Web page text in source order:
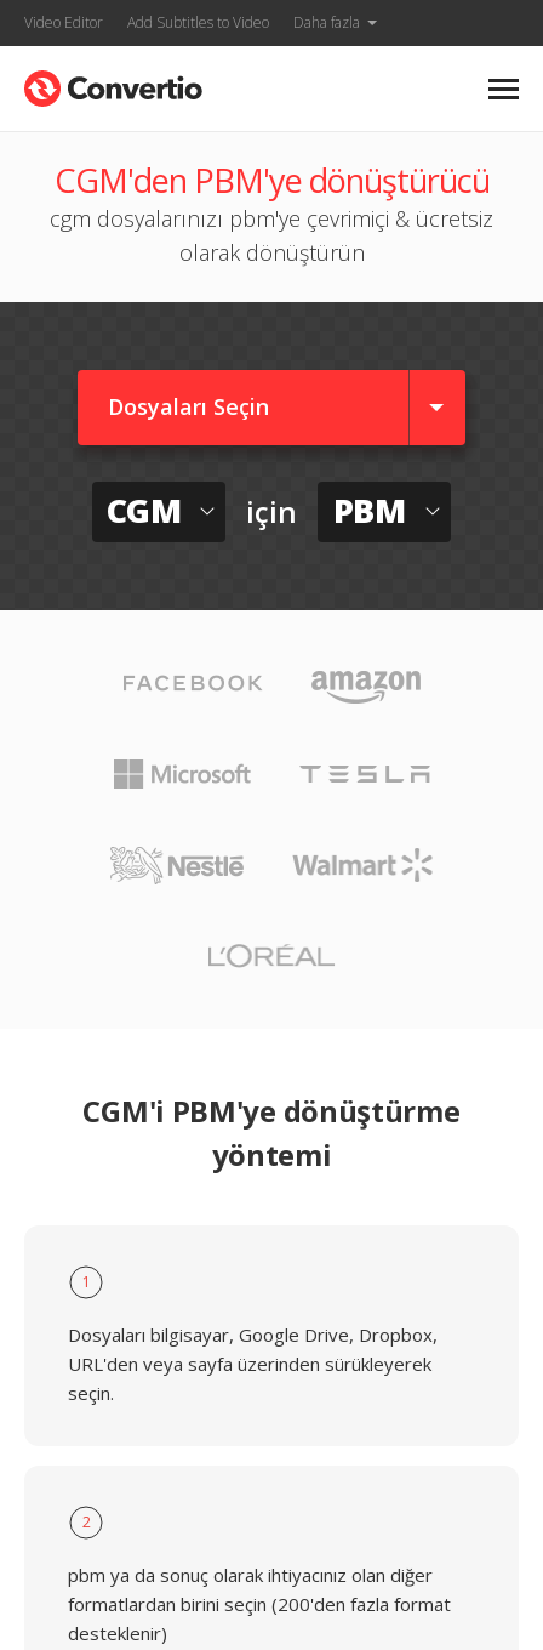
Video Editor Add Subtitles to Video Daha fazla
CGM'den PBM'ye dönüştürücü
cgm dosyalarınızı pbm'ye çevrimiçi & ücretsiz
olarak dönüştürün
Dosyaları Seçin
CGM için PBM
CGM'i PBM'ye dönüştürme
yöntemi
1
Dosyaları bilgisayar, Google Drive, Dropbox,
URL'den veya sayfa üzerinden sürükleyerek
seçin.
2
pbm ya da sonuç olarak ihtiyacınız olan diğer
formatlardan birini seçin (200'den fazla format
desteklenir)